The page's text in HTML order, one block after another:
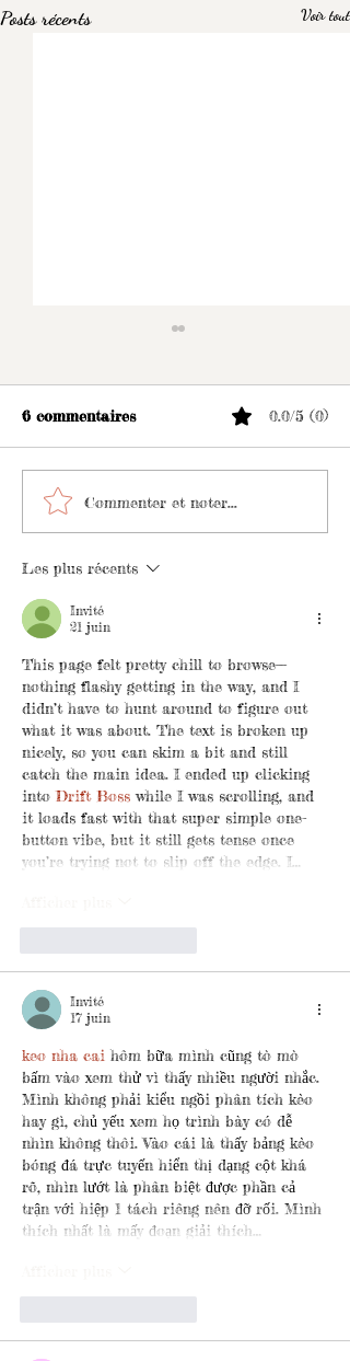
Posts récents Voir tout
Les règles de
composition d'image
dessins
6 commentaires 0.0/5 (0)
Commenter et noter...
Les plus récents
Invité
21 juin
This page felt pretty chill to browse—
nothing flashy getting in the way, and I
didn’t have to hunt around to figure out
what it was about. The text is broken up
nicely, so you can skim a bit and still
catch the main idea. I ended up clicking
into Drift Boss while I was scrolling, and
it loads fast with that super simple one-
button vibe, but it still gets tense once
you’re trying not to slip off the edge. I…
Invité
17 juin
keo nha cai hôm bữa mình cũng tò mò
bấm vào xem thử vì thấy nhiều người nhắc.
Mình không phải kiểu ngồi phân tích kèo
hay gì, chủ yếu xem họ trình bày có dễ
nhìn không thôi. Vào cái là thấy bảng kèo
bóng đá trực tuyến hiển thị dạng cột khá
rõ, nhìn lướt là phân biệt được phần cả
trận với hiệp 1 tách riêng nên đỡ rối. Mình
thích nhất là mấy đoạn giải thích…